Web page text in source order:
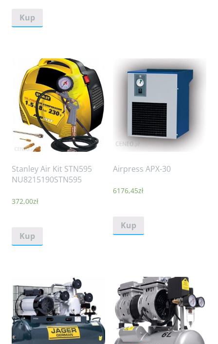
Kup
Stanley Air Kit STN595
NU8215190STN595
372,00zł
Kup
Airpress APX-30
6176,45zł
Kup